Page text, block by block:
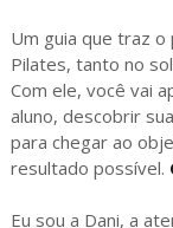
Um guia que traz o
Pilates, tanto no
Com ele, você vai
aluno, descobrir
para chegar ao
resultado possível.
Eu sou a Dani, a